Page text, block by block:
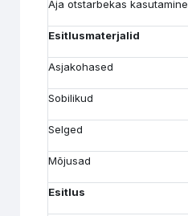
Aja otstarbekas kasutamine
Esitlusmaterjalid
Asjakohased
Sobilikud
Selged
Mõjusad
Esitlus